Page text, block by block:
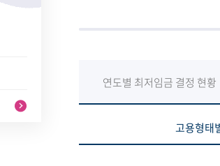
연도별 최저임금 결정 현황
고용형태